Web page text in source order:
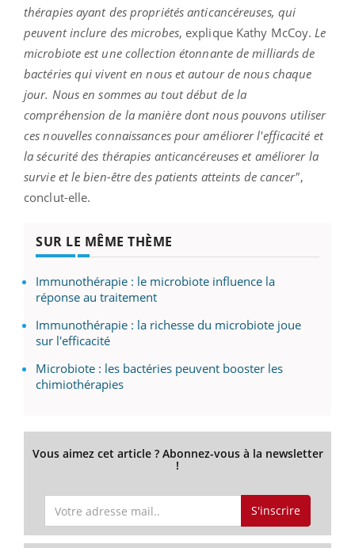
thérapies ayant des propriétés anticancéreuses, qui
peuvent inclure des microbes, explique Kathy McCoy. Le
microbiote est une collection étonnante de milliards de
bactéries qui vivent en nous et autour de nous chaque
jour. Nous en sommes au tout début de la
compréhension de la manière dont nous pouvons utiliser
ces nouvelles connaissances pour améliorer l'efficacité et
la sécurité des thérapies anticancéreuses et améliorer la
survie et le bien-être des patients atteints de cancer",
conclut-elle.
SUR LE MÊME THÈME
Immunothérapie : le microbiote influence la
réponse au traitement
Immunothérapie : la richesse du microbiote joue
sur l'efficacité
Microbiote : les bactéries peuvent booster les
chimiothérapies
Vous aimez cet article ? Abonnez-vous à la newsletter
!
S'inscrire